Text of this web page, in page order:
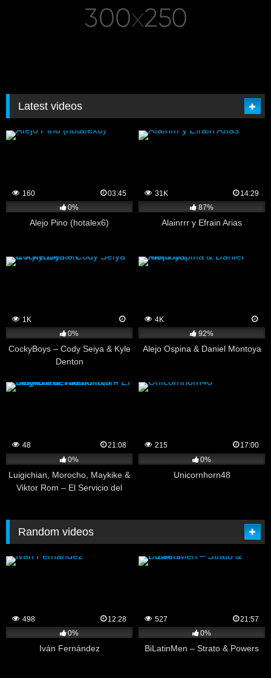
Latest videos
160
03:45
0%
Alejo Pino (hotalex6)
31K
14:29
87%
Alainrrr y Efrain Arias
1K
0%
CockyBoys – Cody Seiya & Kyle
Denton
4K
92%
Alejo Ospina & Daniel Montoya
48
21:08
0%
Luigichian, Morocho, Maykike &
Viktor Rom – El Servicio del
215
17:00
0%
Unicornhorn48
Random videos
498
12:28
0%
Iván Fernández
527
21:57
0%
BiLatinMen – Strato & Powers